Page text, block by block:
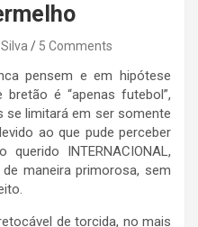
5 Comments
pensem e em hipótese
é “apenas futebol”,
se limitará em ser somente
ao que pude perceber
INTERNACIONAL,
maneira primorosa, sem
de torcida, no mais